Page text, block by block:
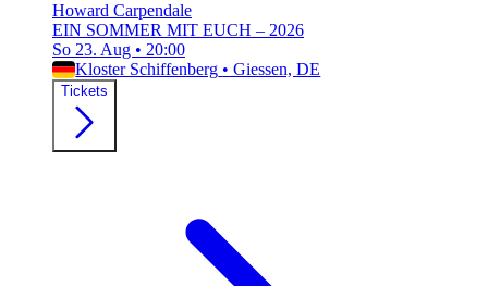
Howard Carpendale
EIN SOMMER MIT EUCH – 2026
So 23. Aug • 20:00
Kloster Schiffenberg • Giessen, DE
Tickets